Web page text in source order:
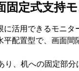
固定式支持
に活用できるモニタ
平配置型で、画面間
り、机への固定部